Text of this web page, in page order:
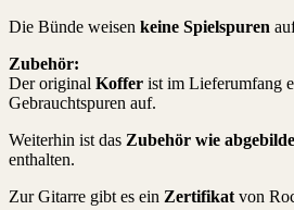
Die Bünde weisen keine Spielspuren
Zubehör:
Der original Koffer ist im Lieferumfang
Gebrauchtspuren auf.
Weiterhin ist das Zubehör wie
enthalten.
Zur Gitarre gibt es ein Zertifikat von